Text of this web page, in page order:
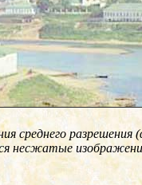
среднего разрешения